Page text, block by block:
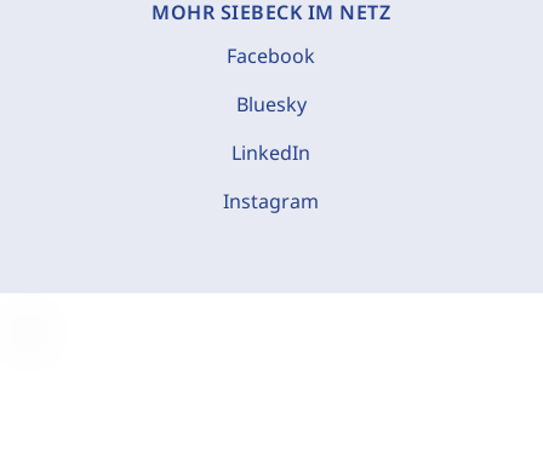
MOHR SIEBECK IM NETZ
Facebook
Bluesky
LinkedIn
Instagram